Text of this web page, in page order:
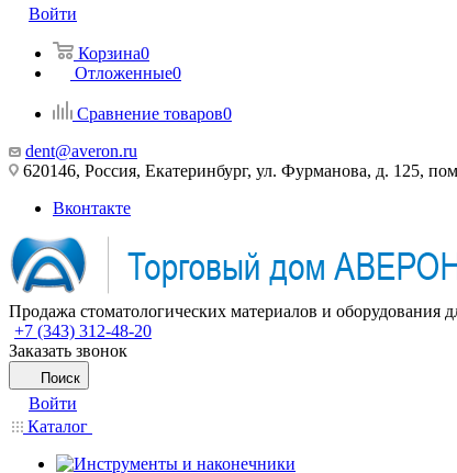
Войти
Корзина0
Отложенные0
Сравнение товаров0
dent@averon.ru
620146, Россия, Екатеринбург, ул. Фурманова, д. 125,
Вконтакте
Продажа стоматологических материалов и оборудования
+7 (343) 312-48-20
Заказать звонок
Поиск
Войти
Каталог